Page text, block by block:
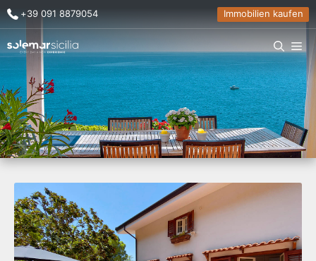
+39 091 8879054 Immobilien kaufen